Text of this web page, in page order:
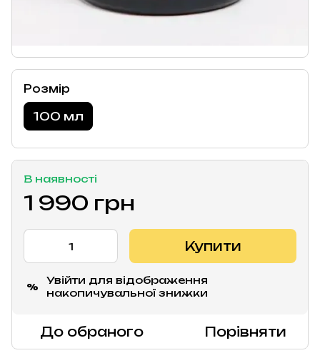
Розмір
100 мл
В наявності
1 990 грн
Купити
%
Увійти для відображення
накопичувальної знижки
До обраного Порівняти